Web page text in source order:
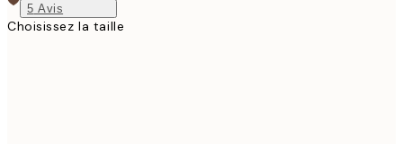
5 Avis
Choisissez la taille